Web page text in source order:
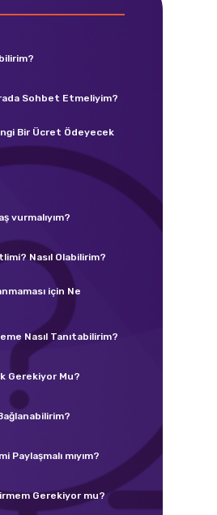
Sohbet Etmeliyim?
Bir Ücret Ödeyecek
vurmalıyım?
Nasıl Olabilirim?
için Ne
Nasıl Tanıtabilirim?
Gerekiyor Mu?
mıyım?
Gerekiyor mu?